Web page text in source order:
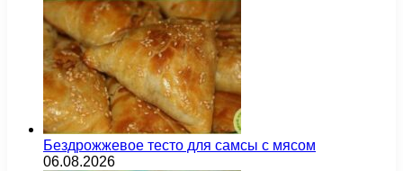
Бездрожжевое тесто для самсы с мясом
06.08.2026